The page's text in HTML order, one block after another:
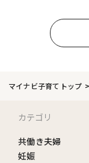
マイナビ子育てトップ
カテゴリ
共働き夫婦
妊娠